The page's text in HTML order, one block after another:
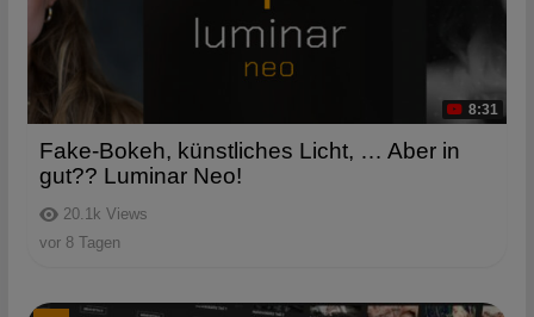
8:31
20.1k Views
Fake-Bokeh, künstliches Licht, … Aber in
gut?? Luminar Neo!
vor 8 Tagen